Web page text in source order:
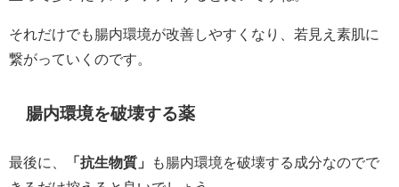
それだけでも腸内環境が改善しやすくなり、若見え素肌に
繋がっていくのです。
腸内環境を破壊する薬
最後に、 「抗生物質」
も腸内環境を破壊する成分なのでで